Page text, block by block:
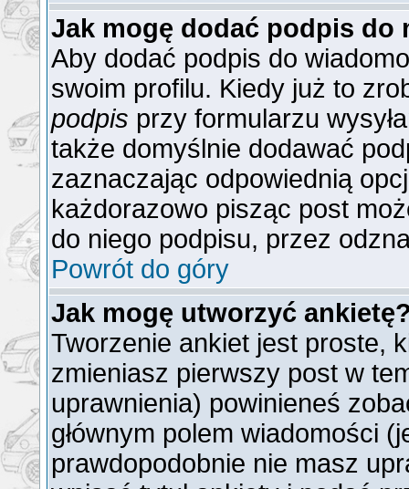
Jak mogę dodać podpis do
Aby dodać podpis do
swoim profilu. Kiedy już to
podpis przy formularzu
także domyślnie dodawać
zaznaczając odpowiednią
każdorazowo pisząc post
do niego podpisu, przez
Powrót do góry
Jak mogę utworzyć
Tworzenie ankiet jest proste,
zmieniasz pierwszy post w
uprawnienia) powinieneś
głównym polem wiadomości
prawdopodobnie nie masz